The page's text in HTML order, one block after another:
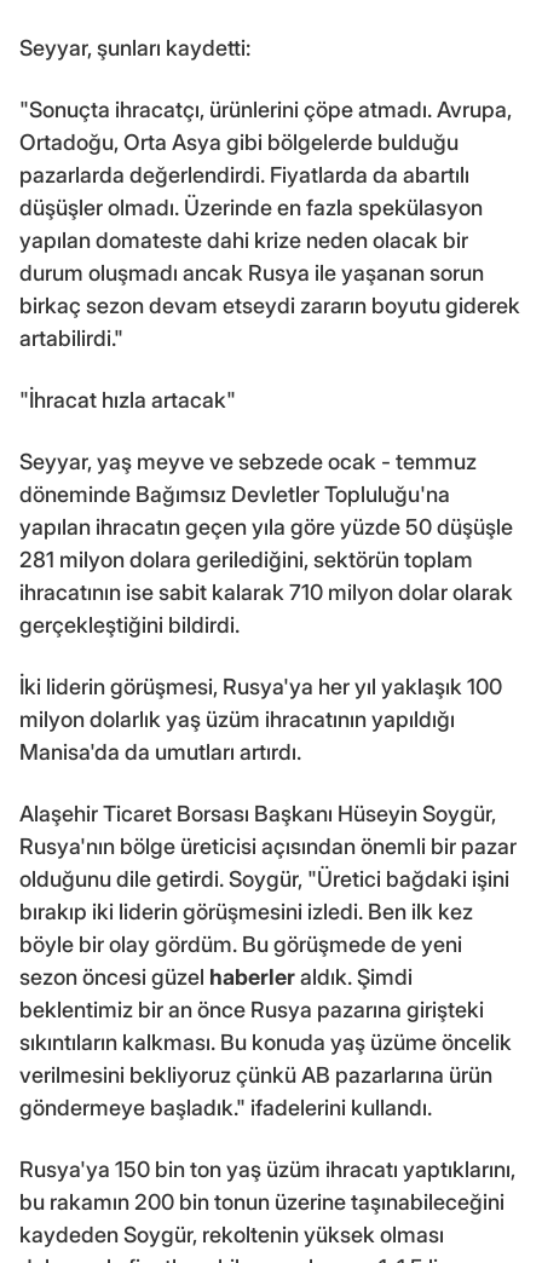
Seyyar, şunları kaydetti:
"Sonuçta ihracatçı, ürünlerini çöpe atmadı. Avrupa,
Ortadoğu, Orta Asya gibi bölgelerde bulduğu
pazarlarda değerlendirdi. Fiyatlarda da abartılı
düşüşler olmadı. Üzerinde en fazla spekülasyon
yapılan domateste dahi krize neden olacak bir
durum oluşmadı ancak Rusya ile yaşanan sorun
birkaç sezon devam etseydi zararın boyutu giderek
artabilirdi."
"İhracat hızla artacak"
Seyyar, yaş meyve ve sebzede ocak - temmuz
döneminde Bağımsız Devletler Topluluğu'na
yapılan ihracatın geçen yıla göre yüzde 50 düşüşle
281 milyon dolara gerilediğini, sektörün toplam
ihracatının ise sabit kalarak 710 milyon dolar olarak
gerçekleştiğini bildirdi.
İki liderin görüşmesi, Rusya'ya her yıl yaklaşık 100
milyon dolarlık yaş üzüm ihracatının yapıldığı
Manisa'da da umutları artırdı.
Alaşehir Ticaret Borsası Başkanı Hüseyin Soygür,
Rusya'nın bölge üreticisi açısından önemli bir pazar
olduğunu dile getirdi. Soygür, "Üretici bağdaki işini
bırakıp iki liderin görüşmesini izledi. Ben ilk kez
böyle bir olay gördüm. Bu görüşmede de yeni
sezon öncesi güzel haberleraldık. Şimdi
beklentimiz bir an önce Rusya pazarına girişteki
sıkıntıların kalkması. Bu konuda yaş üzüme öncelik
verilmesini bekliyoruz çünkü AB pazarlarına ürün
göndermeye başladık." ifadelerini kullandı.
Rusya'ya 150 bin ton yaş üzüm ihracatı yaptıklarını,
bu rakamın 200 bin tonun üzerine taşınabileceğini
kaydeden Soygür, rekoltenin yüksek olması